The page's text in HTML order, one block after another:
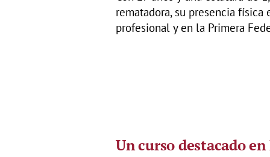
rematadora, su presencia
profesional y en la Primera
Un curso destacado